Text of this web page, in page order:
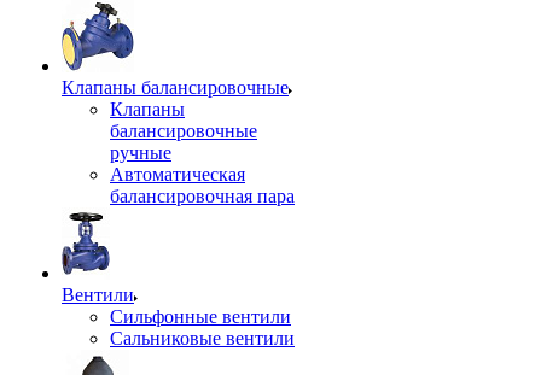
Клапаны балансировочные
Клапаны
балансировочные
ручные
Автоматическая
балансировочная пара
Вентили
Сильфонные вентили
Сальниковые вентили